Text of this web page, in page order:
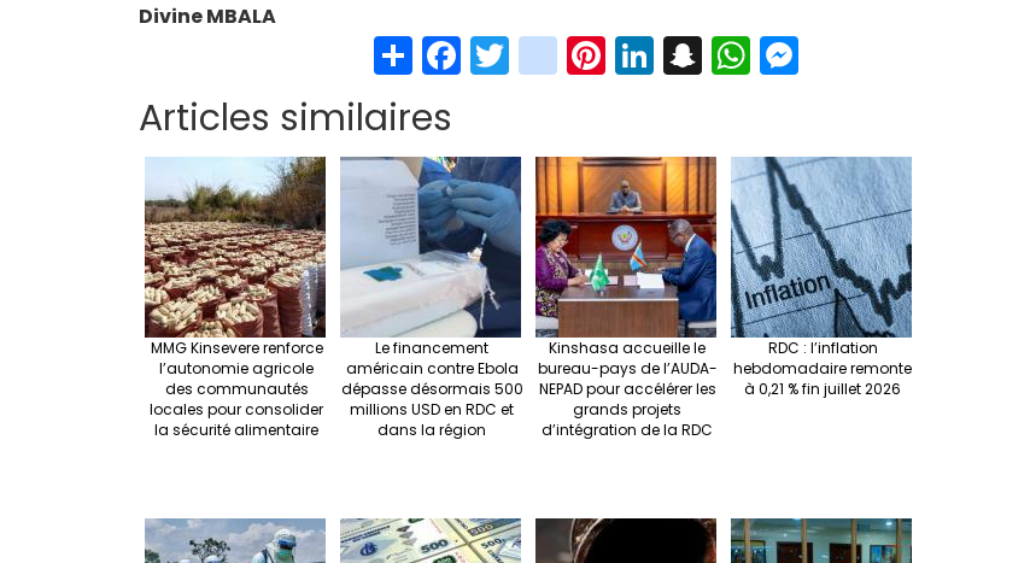
Divine MBALA
S
h
ar
e
Fa
ce
o
o
k
T
wi
er
in
st
ra
m
Pi
nt
es
t
Li
n
dI
n
S
n
pc
h
at
W
h
sA
p
p
n
ge
r
Articles similaires
MMG Kinsevere renforce
l’autonomie agricole
des communautés
locales pour consolider
la sécurité alimentaire
Le financement
américain contre Ebola
dépasse désormais 500
millions USD en RDC et
dans la région
Kinshasa accueille le
bureau-pays de l’AUDA-
NEPAD pour accélérer les
grands projets
d’intégration de la RDC
RDC : l’inflation
hebdomadaire remonte
à 0,21 % fin juillet 2026